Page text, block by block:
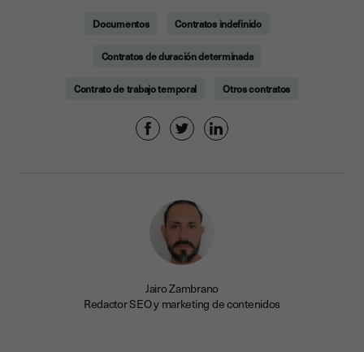
Documentos Contratos indefinido
Contratos de duración determinada
Contrato de trabajo temporal Otros contratos
Jairo Zambrano
Redactor SEO y marketing de contenidos